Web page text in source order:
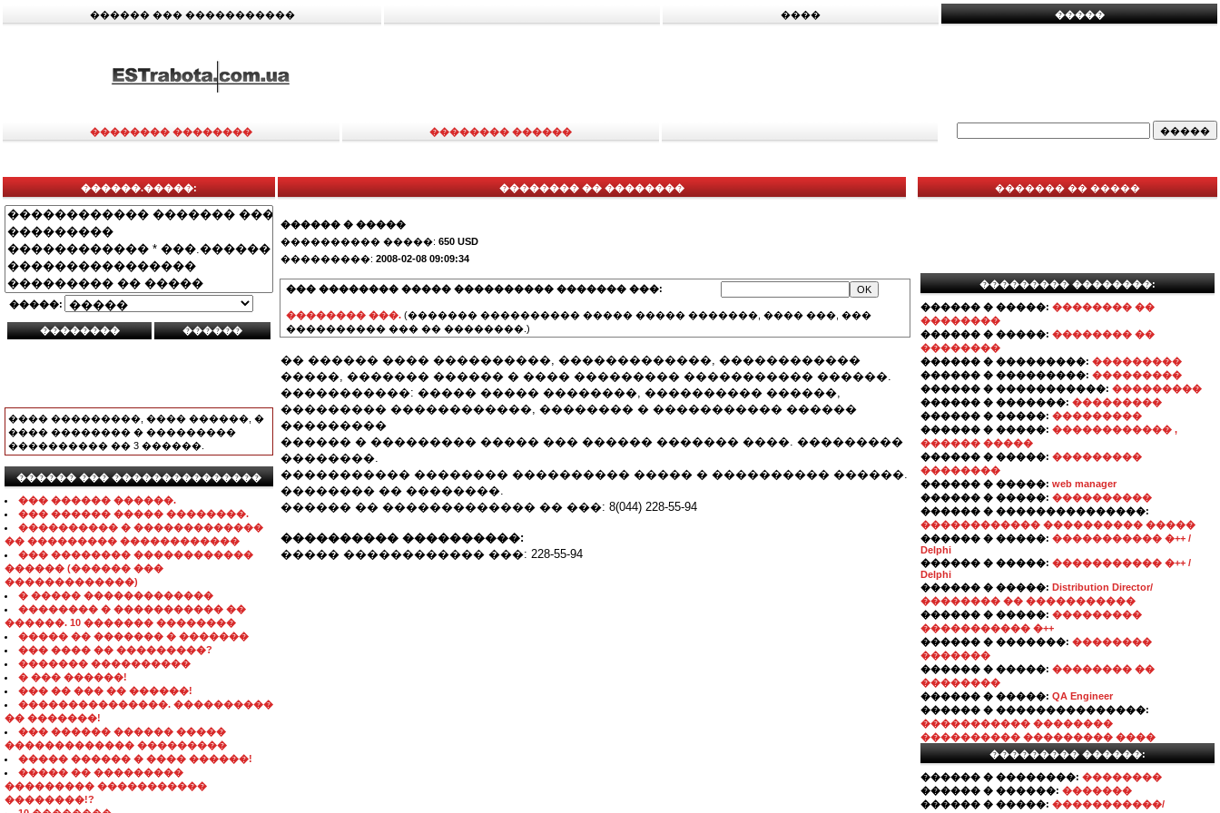
������ ��� ����������� ���� �����
�������� �������� �������� ������
������.�����:
�����:
���� ���������, ���� ������, �
���� �������� � ���������
���������� �� 3 ������.
������ ��� ���������������
��� ������ ������.
��� ������ ����� ��������.
���������� � �������������
�� ��������� ������������
��� �������� ������������
������ (������ ���
�������������)
� ����� �������������
�������� � ����������� ��
������. 10 ������� ��������
����� �� ������� � �������
��� ���� �� ���������?
������� ����������
� ��� ������!
��� �� ��� �� ������!
���������������. ����������
�� �������!
��� ������ ������ �����
������������� ���������
����� ������ � ���� ������!
����� �� ���������
��������� �����������
��������!?
�������� �� ��������
������ � �����
���������� �����: 650 USD
���������: 2008-02-08 09:09:34
��� �������� ����� ���������� ������� ���:
�������� ���. (������� ���������� ����� ����� �������, ���� ���, ���
���������� ��� �� ��������.)
�� ������ ���� ����������, �������������, ������������
�����, ������� ������ � ���� ��������� ����������� ������.
�����������: ����� ����� ��������, ���������� ������,
��������� ������������, �������� � ����������� ������
���������
������ � ��������� ����� ��� ������ ������� ����. ���������
��������.
����������� �������� ���������� ����� � ���������� ������.
�������� �� ��������.
������ �� ������������� �� ���: 8(044) 228-55-94
���������� ����������:
����� ������������ ���: 228-55-94
������� �� �����
��������� ��������:
������ � �����: �������� ��
��������
������ � �����: �������� ��
��������
������ � ���������: ���������
������ � ���������: ���������
������ � �����������: ���������
������ � �������: ���������
������ � �����: ���������
������ � �����: ������������ ,
������ �����
������ � �����: ���������
��������
������ � �����: web manager
������ � �����: ����������
������ � ���������������:
������������ ���������� �����
������ � �����: ����������� �++ /
Delphi
������ � �����: ����������� �++ /
Delphi
������ � �����: Distribution Director/
�������� �� �����������
������ � �����: ���������
����������� �++
������ � �������: ��������
�������
������ � �����: �������� ��
��������
������ � �����: QA Engineer
������ � ���������������:
����������� ��������
���������� ��������� ����
��������� ������:
������ � ��������: ��������
������ � ������: �������
������ � �����: �����������/